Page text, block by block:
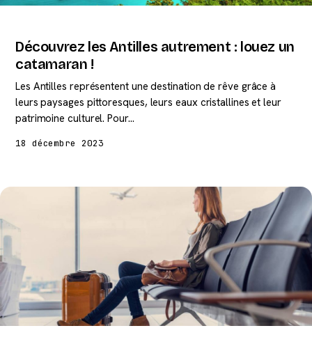
Découvrez les Antilles autrement : louez un
catamaran !
Les Antilles représentent une destination de rêve grâce à
leurs paysages pittoresques, leurs eaux cristallines et leur
patrimoine culturel. Pour…
18 décembre 2023